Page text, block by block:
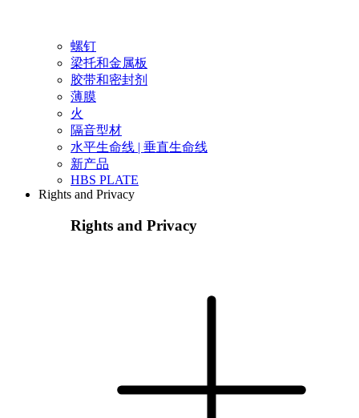
螺钉
梁托和金属板
胶带和密封剂
薄膜
火
隔音型材
水平生命线 | 垂直生命线
新产品
HBS PLATE
Rights and Privacy
Rights and Privacy